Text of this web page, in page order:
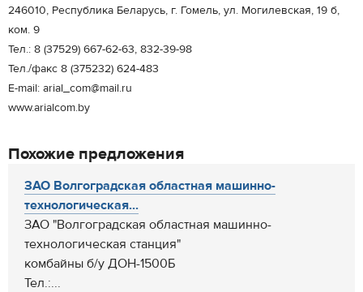
246010, Республика Беларусь, г. Гомель, ул. Могилевская, 19 б,
ком. 9
Тел.: 8 (37529) 667-62-63, 832-39-98
Тел./факс 8 (375232) 624-483
E-mail: arial_com@mail.ru
www.arialcom.by
Похожие предложения
ЗАО Волгоградская областная машинно-
технологическая...
ЗАО "Волгоградская областная машинно-
технологическая станция"
комбайны б/у ДОН-1500Б
Тел.:...